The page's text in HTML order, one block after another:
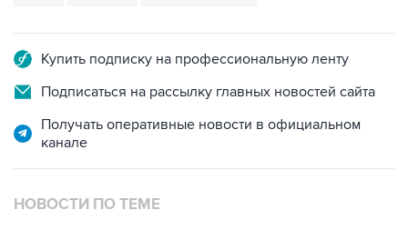
Купить подписку на профессиональную ленту
Подписаться на рассылку главных новостей сайта
Получать оперативные новости в официальном
канале
НОВОСТИ ПО ТЕМЕ